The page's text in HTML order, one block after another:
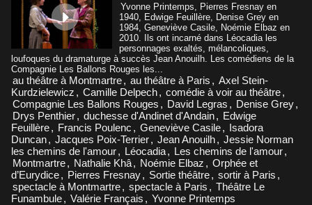
Yvonne Printemps, Pierres Fresnay en
1940, Edwige Feuillère, Denise Grey en
1984, Geneviève Casile, Noémie Elbaz en
2010. Ils ont incarné dans Léocadia les
personnages exaltés, mélancoliques,
loufoques du dramaturge à succès Jean Anouilh. Les comédiens de la
Compagnie Les Ballons Rouges les...
au théâtre à Montmartre, au théâtre à Paris , Axel Stein-
Kurdzielewicz , Camille Delpech, comédie à voir au théâtre,
Compagnie Les Ballons Rouges , David Legras , Denise Grey,
Drys Penthier, duchesse d'Andinet d'Andain, Edwige
Feuillère, Francis Poulenc , Geneviève Casile, Isadora
Duncan, Jacques Poix-Terrier, Jean Anouilh, Jessie Norman
les chemins de l'amour, Léocadia, Les chemins de l'amour,
Montmartre, Nathalie Khâ, Noémie Elbaz , Orphée et
d’Eurydice, Pierres Fresnay, Sortie théâtre, sortir à Paris ,
spectacle à Montmartre, spectacle à Paris , Théâtre Le
Funambule, Valérie Français , Yvonne Printemps